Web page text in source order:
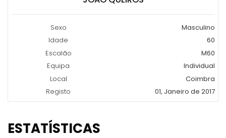
Sexo
Masculino
Idade
60
Escalão
M60
Equipa
Individual
Local
Coimbra
Registo
01, Janeiro de 2017
ESTATÍSTICAS